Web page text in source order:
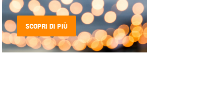
SCOPRI DI PIÙ